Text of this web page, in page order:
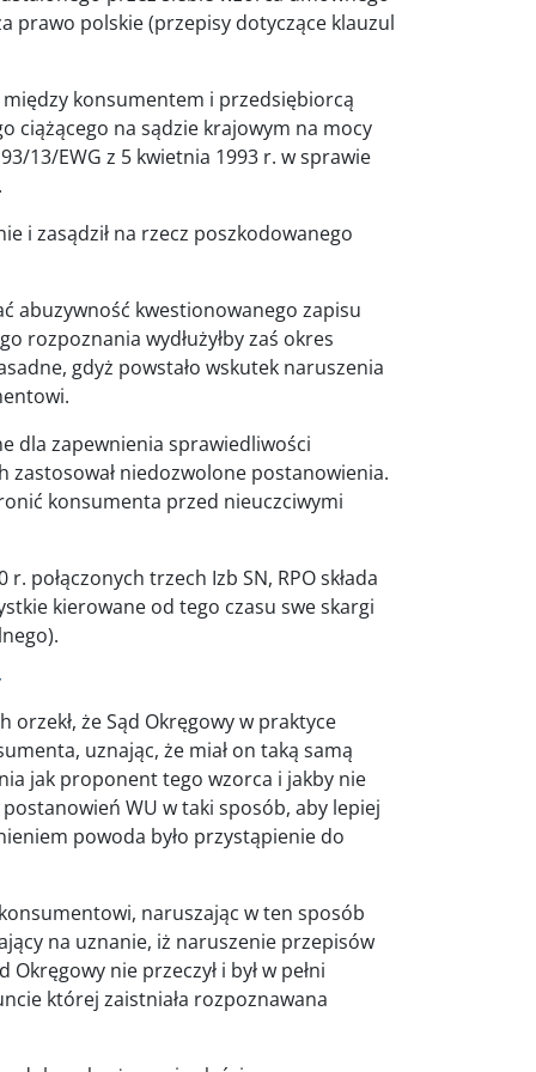
prawo polskie (przepisy dotyczące klauzul
konsumentem i przedsiębiorcą
ciążącego na sądzie krajowym na mocy
13/EWG z 5 kwietnia 1993 r. w sprawie
i zasądził na rzecz poszkodowanego
abuzywność kwestionowanego zapisu
rozpoznania wydłużyłby zaś okres
gdyż powstało wskutek naruszenia
dla zapewnienia sprawiedliwości
zastosował niedozwolone postanowienia.
konsumenta przed nieuczciwymi
połączonych trzech Izb SN, RPO składa
kierowane od tego czasu swe skargi
że Sąd Okręgowy w praktyce
uznając, że miał on taką samą
jak proponent tego wzorca i jakby nie
WU w taki sposób, aby lepiej
powoda było przystąpienie do
naruszając w ten sposób
na uznanie, iż naruszenie przepisów
nie przeczył i był w pełni
której zaistniała rozpoznawana